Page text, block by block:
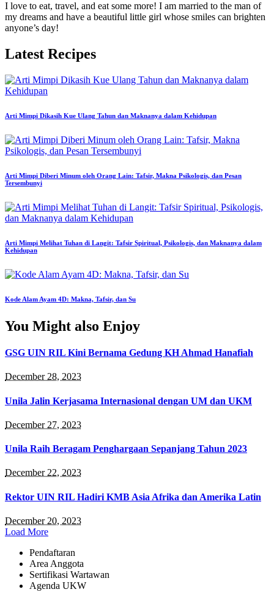
I love to eat, travel, and eat some more! I am married to the man of
my dreams and have a beautiful little girl whose smiles can brighten
anyone’s day!
Latest Recipes
Arti Mimpi Dikasih Kue Ulang Tahun dan Maknanya dalam Kehidupan
Arti Mimpi Diberi Minum oleh Orang Lain: Tafsir, Makna Psikologis, dan Pesan
Tersembunyi
Arti Mimpi Melihat Tuhan di Langit: Tafsir Spiritual, Psikologis, dan Maknanya dalam
Kehidupan
Kode Alam Ayam 4D: Makna, Tafsir, dan Su
You Might also Enjoy
GSG UIN RIL Kini Bernama Gedung KH Ahmad Hanafiah
December 28, 2023
Unila Jalin Kerjasama Internasional dengan UM dan UKM
December 27, 2023
Unila Raih Beragam Penghargaan Sepanjang Tahun 2023
December 22, 2023
Rektor UIN RIL Hadiri KMB Asia Afrika dan Amerika Latin
December 20, 2023
Load More
Pendaftaran
Area Anggota
Sertifikasi Wartawan
Agenda UKW